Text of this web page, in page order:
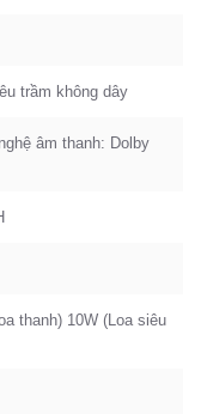
trầm không dây
âm thanh: Dolby
thanh) 10W (Loa siêu